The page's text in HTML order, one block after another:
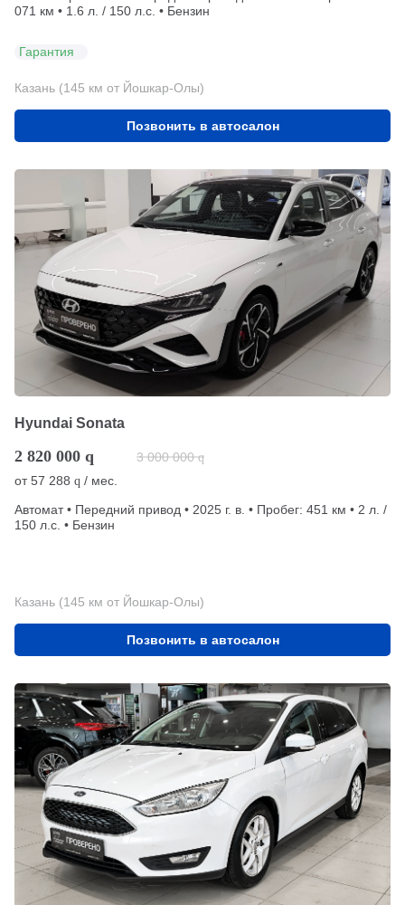
071 км • 1.6 л. / 150 л.с. • Бензин
Гарантия
Казань (145 км от Йошкар-Олы)
Позвонить в автосалон
Hyundai Sonata
2 820 000 q 3 000 000 q
от57 288 q / мес.
Автомат • Передний привод • 2025 г. в. • Пробег: 451 км • 2 л. /
150 л.с. • Бензин
Казань (145 км от Йошкар-Олы)
Позвонить в автосалон